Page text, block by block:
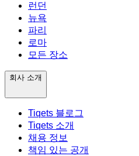
런던
뉴욕
파리
로마
모든 장소
회사 소개
Tiqets 블로그
Tiqets 소개
채용 정보
책임 있는 공개